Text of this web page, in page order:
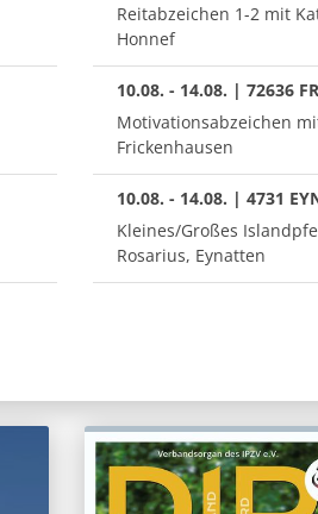
Reitabzeichen 1-2 mit
Honnef
10.08. - 14.08. | 72636
Motivationsabzeichen
Frickenhausen
10.08. - 14.08. | 4731
Kleines/Großes
Rosarius, Eynatten